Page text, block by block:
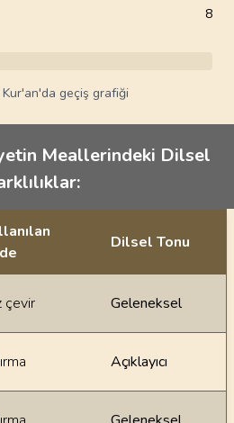
8
geçiş grafiği
Meallerindeki Dilsel
Dilsel Tonu
çevir Geleneksel
Açıklayıcı